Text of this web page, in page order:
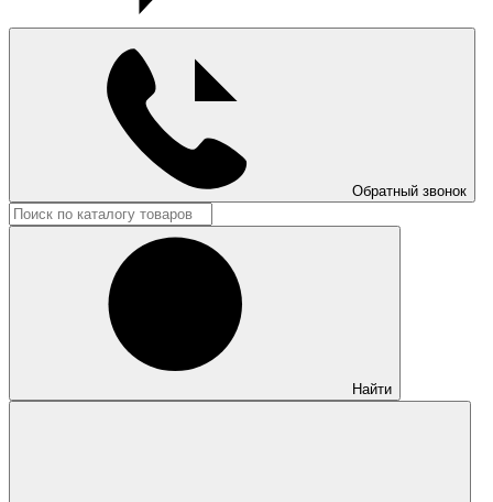
Обратный звонок
Найти